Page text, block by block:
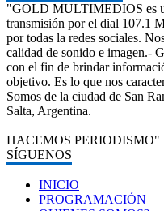
"GOLD MULTIMEDIOS es
transmisión por el dial 107.1
por todas la redes sociales.
calidad de sonido e imagen.-
con el fin de brindar
objetivo. Es lo que nos
Somos de la ciudad de San
Salta, Argentina.
HACEMOS PERIODISMO"
SÍGUENOS
INICIO
PROGRAMACIÓN